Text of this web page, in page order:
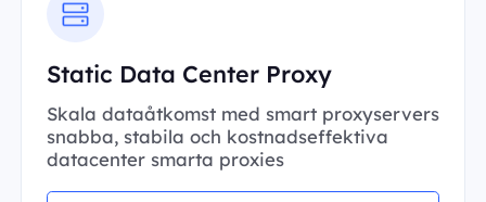
Static Data Center Proxy
Skala dataåtkomst med smart proxyservers
snabba, stabila och kostnadseffektiva
datacenter smarta proxies